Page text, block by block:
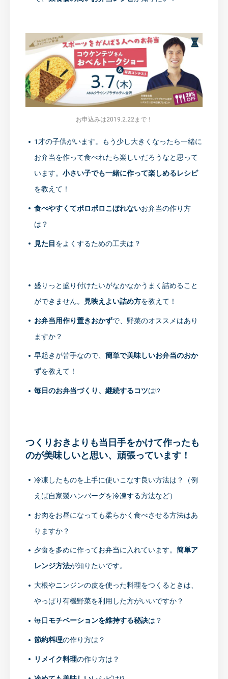
お申込みは2019.2.22まで！
1才の子供がいます。もう少し大きくなったら一緒に
お弁当を作って食べれたら楽しいだろうなと思って
います。小さい子でも一緒に作って楽しめるレシピ
を教えて！
食べやすくてポロポロこぼれないお弁当の作り方
は？
見た目をよくするための工夫は？
盛りっと盛り付けたいがなかなかうまく詰めること
ができません。
見映えよい詰め方を教えて！
お弁当用作り置きおかずで、野菜のオススメはあり
ますか？
早起きが苦手なので、簡単で美味しいお弁当のおか
ずを教えて！
毎日のお弁当づくり、継続するコツは!?
つくりおきよりも当日手をかけて作ったも
のが美味しいと思い、頑張っています！
冷凍したものを上手に使いこなす良い方法は？（例
えば自家製ハンバーグを冷凍する方法など）
お肉をお昼になっても柔らかく食べさせる方法はあ
りますか？
夕食を多めに作ってお弁当に入れています。簡単ア
レンジ方法が知りたいです。
大根やニンジンの皮を使った料理をつくるときは、
やっぱり有機野菜を利用した方がいいですか？
毎日モチベーションを維持する秘訣は？
節約料理の作り方は？
リメイク料理の作り方は？